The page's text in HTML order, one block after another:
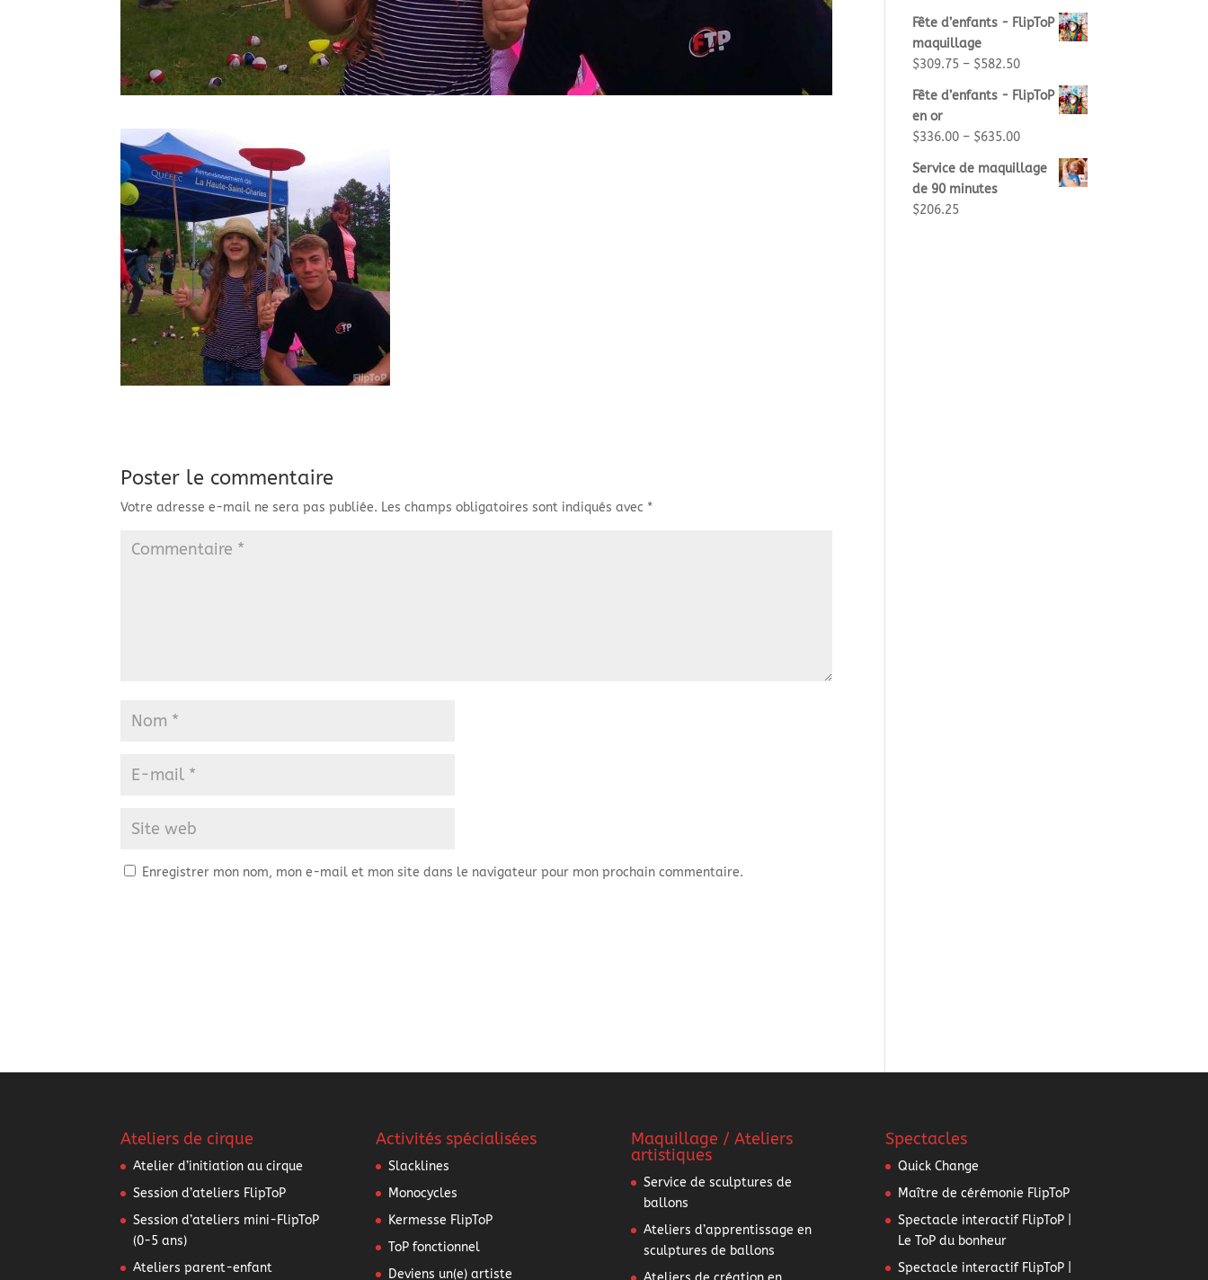
Poster le commentaire
Votre adresse e-mail ne sera pas publiée. Les champs obligatoires sont indiqués avec *
Enregistrer mon nom, mon e-mail et mon site dans le navigateur pour mon prochain commentaire.
Fête d’enfants - FlipToP
maquillage
$309.75 – $582.50
Fête d’enfants - FlipToP
en or
$336.00 – $635.00
Service de maquillage
de 90 minutes
$206.25
Ateliers de cirque
Atelier d’initiation au cirque
Session d’ateliers FlipToP
Session d’ateliers mini-FlipToP
(0-5 ans)
Ateliers parent-enfant
Activités spécialisées
Slacklines
Monocycles
Kermesse FlipToP
ToP fonctionnel
Deviens un(e) artiste
Maquillage / Ateliers
artistiques
Service de sculptures de
ballons
Ateliers d’apprentissage en
sculptures de ballons
Spectacles
Quick Change
Maître de cérémonie FlipToP
Spectacle interactif FlipToP |
Le ToP du bonheur
Spectacle interactif FlipToP |